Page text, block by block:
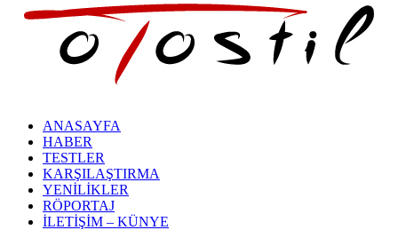
ANASAYFA
HABER
TESTLER
KARŞILAŞTIRMA
YENİLİKLER
RÖPORTAJ
İLETİŞİM – KÜNYE